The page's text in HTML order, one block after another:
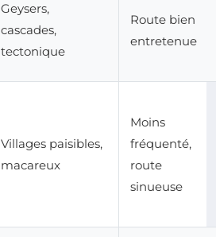
Geysers,
cascades,
tectonique
Route bien
entretenue
Villages paisibles,
macareux
Moins
fréquenté,
route
sinueuse